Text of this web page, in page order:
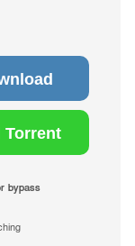
Torrent
bypass